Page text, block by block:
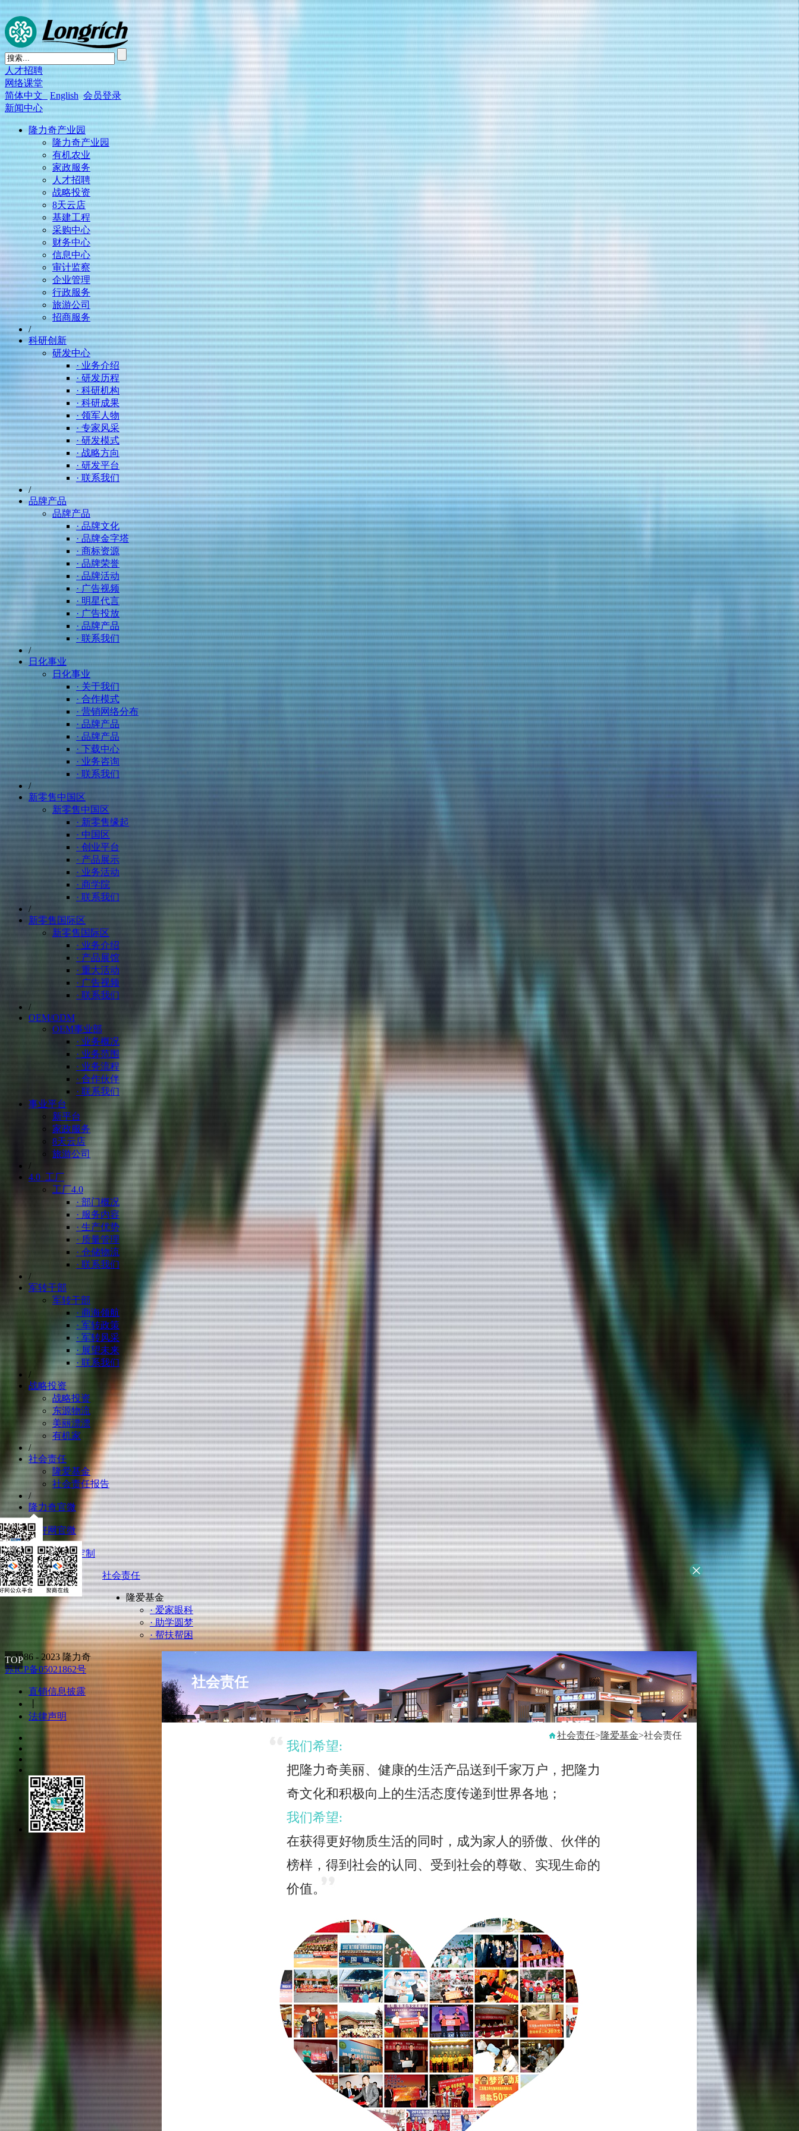
人才招聘
网络课堂
简体中文 English 会员登录
新闻中心
隆力奇产业园
隆力奇产业园
有机农业
家政服务
人才招聘
战略投资
8天云店
基建工程
采购中心
财务中心
信息中心
审计监察
企业管理
行政服务
旅游公司
招商服务
/
科研创新
研发中心
· 业务介绍
· 研发历程
· 科研机构
· 科研成果
· 领军人物
· 专家风采
· 研发模式
· 战略方向
· 研发平台
· 联系我们
/
品牌产品
品牌产品
· 品牌文化
· 品牌金字塔
· 商标资源
· 品牌荣誉
· 品牌活动
· 广告视频
· 明星代言
· 广告投放
· 品牌产品
· 联系我们
/
日化事业
日化事业
· 关于我们
· 合作模式
· 营销网络分布
· 品牌产品
· 品牌产品
· 下载中心
· 业务咨询
· 联系我们
/
新零售中国区
新零售中国区
· 新零售缘起
· 中国区
· 创业平台
· 产品展示
· 业务活动
· 商学院
· 联系我们
/
新零售国际区
新零售国际区
· 业务介绍
· 产品展馆
· 重大活动
· 广告视频
· 联系我们
/
OEM/ODM
OEM事业部
· 业务概况
· 业务范围
· 业务流程
· 合作伙伴
· 联系我们
事业平台
新平台
家政服务
8天云店
旅游公司
/
4.0 工厂
工厂4.0
· 部门概况
· 服务内容
· 生产优势
· 质量管理
· 仓储物流
· 联系我们
/
军转干部
军转干部
· 商海领航
· 军转政策
· 军转风采
· 展望未来
· 联系我们
/
战略投资
战略投资
东源物流
美丽漂漂
有机家
/
社会责任
隆爱基金
社会责任报告
/
隆力奇官微
/
聚好网官微
/
数字化智能定制
社会责任
隆爱基金
· 爱家眼科
· 助学圆梦
· 帮扶帮困
社会责任
社会责任>隆爱基金>社会责任
我们希望:
把隆力奇美丽、健康的生活产品送到千家万户，把隆力
奇文化和积极向上的生活态度传递到世界各地；
我们希望:
在获得更好物质生活的同时，成为家人的骄傲、伙伴的
榜样，得到社会的认同、受到社会的尊敬、实现生命的
价值。
TOP
© 1986 - 2023 隆力奇
苏ICP备05021862号
直销信息披露
丨
法律声明